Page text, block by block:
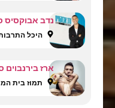
נדב אבוקסיס
היכל
ארז
תמוז בית